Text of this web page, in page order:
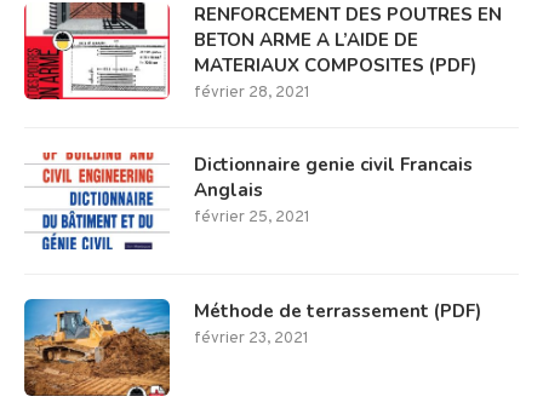
RENFORCEMENT DES POUTRES EN
BETON ARME A L’AIDE DE
MATERIAUX COMPOSITES (PDF)
février 28, 2021
Dictionnaire genie civil Francais
Anglais
février 25, 2021
Méthode de terrassement (PDF)
février 23, 2021